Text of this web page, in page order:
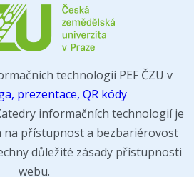
technologií PEF ČZU v
prezentace, QR kódy
informačních technologií je
na přístupnost a bezbariérovost
důležité zásady přístupnosti
webu.